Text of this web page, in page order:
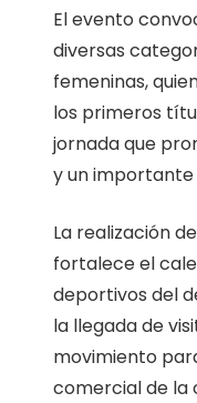
El evento
diversas
femeninas,
los primeros
jornada que
y un
La realización
fortalece el
deportivos del
la llegada de
movimiento
comercial de la